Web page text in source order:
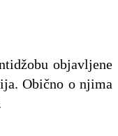
objavljene
Obično o njima